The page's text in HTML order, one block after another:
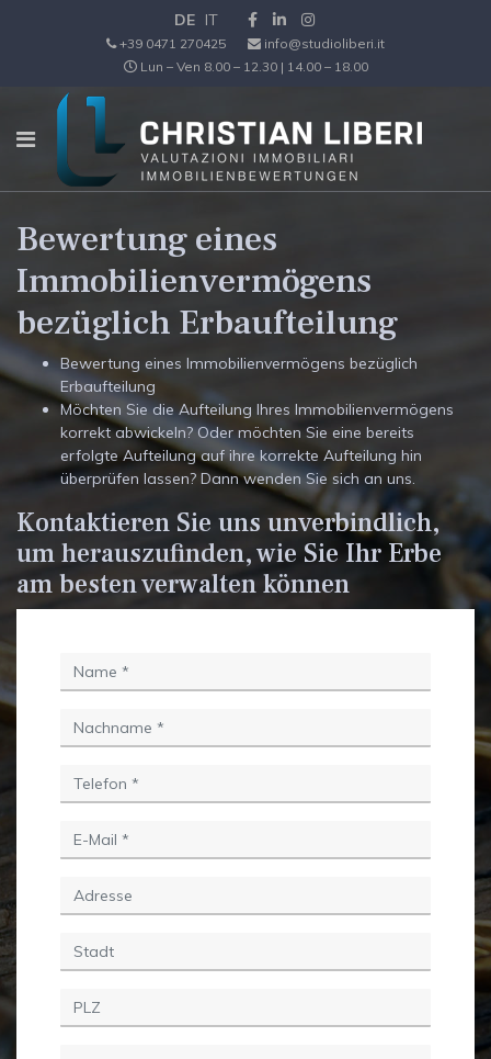
DE IT
+39 0471 270425
info@studioliberi.it
Lun – Ven 8.00 – 12.30 | 14.00 – 18.00
Bewertung eines
Immobilienvermögens
bezüglich Erbaufteilung
Bewertung eines Immobilienvermögens bezüglich
Erbaufteilung
Möchten Sie die Aufteilung Ihres Immobilienvermögens
korrekt abwickeln? Oder möchten Sie eine bereits
erfolgte Aufteilung auf ihre korrekte Aufteilung hin
überprüfen lassen? Dann wenden Sie sich an uns.
Kontaktieren Sie uns unverbindlich,
um herauszufinden, wie Sie Ihr Erbe
am besten verwalten können